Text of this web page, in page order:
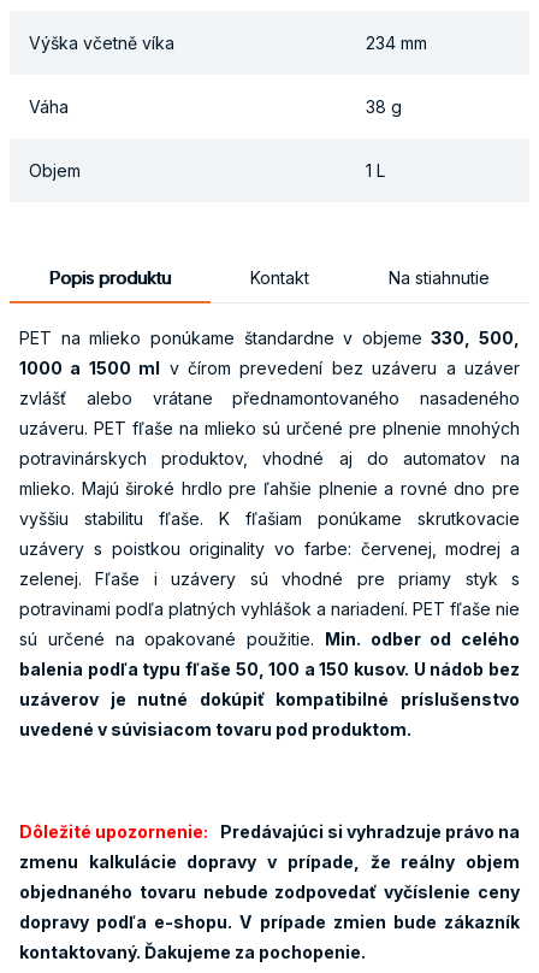
Výška včetně víka 234 mm
Váha 38 g
Objem 1 L
Popis produktu Kontakt Na stiahnutie
PET na mlieko ponúkame štandardne v objeme330, 500,
1000 a 1500 ml v čírom prevedení bez uzáveru a uzáver
zvlášť alebo vrátane přednamontovaného nasadeného
uzáveru. PET fľaše na mlieko sú určené pre plnenie mnohých
potravinárskych produktov, vhodné aj do automatov na
mlieko. Majú široké hrdlo pre ľahšie plnenie a rovné dno pre
vyššiu stabilitu fľaše. K fľašiam ponúkame skrutkovacie
uzávery s poistkou originality vo farbe: červenej, modrej a
zelenej. Fľaše i uzávery sú vhodné pre priamy styk s
potravinami podľa platných vyhlášok a nariadení. PET fľaše nie
sú určené na opakované použitie. Min. odber od celého
balenia podľa typu fľaše 50, 100 a 150 kusov. U nádob bez
uzáverov je nutné dokúpiť kompatibilné príslušenstvo
uvedené v súvisiacom tovaru pod produktom.
Dôležité upozornenie:
Predávajúci si vyhradzuje právo na
zmenu kalkulácie dopravy v prípade, že reálny objem
objednaného tovaru nebude zodpovedať vyčíslenie ceny
dopravy podľa e-shopu. V prípade zmien bude zákazník
kontaktovaný. Ďakujeme za pochopenie.